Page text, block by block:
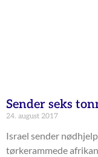
Sender seks
24. august 2017
Israel sender
tørkerammede